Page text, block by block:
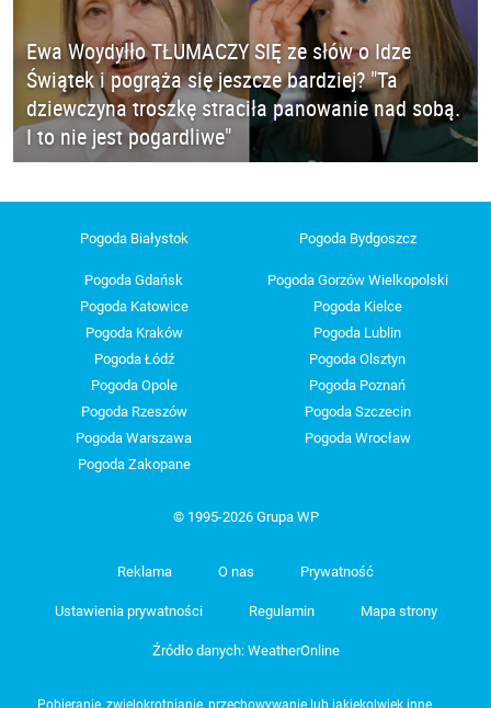
Ewa Woydyłło TŁUMACZY SIĘ ze słów o Idze
Świątek i pogrąża się jeszcze bardziej? "Ta
dziewczyna troszkę straciła panowanie nad sobą.
I to nie jest pogardliwe"
Pogoda Białystok Pogoda Bydgoszcz
Pogoda Gdańsk
Pogoda Gorzów Wielkopolski
Pogoda Katowice
Pogoda Kielce
Pogoda Kraków
Pogoda Lublin
Pogoda Łódź
Pogoda Olsztyn
Pogoda Opole
Pogoda Poznań
Pogoda Rzeszów
Pogoda Szczecin
Pogoda Warszawa
Pogoda Wrocław
Pogoda Zakopane
© 1995-2026 Grupa WP
Reklama O nas Prywatność
Ustawienia prywatności Regulamin Mapa strony
Źródło danych: WeatherOnline
Pobieranie, zwielokrotnianie, przechowywanie lub jakiekolwiek inne